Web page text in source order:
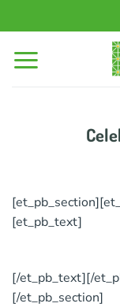
al
contenido
[et_pb_text]
[/et_pb_text][/
[/et_pb_section]